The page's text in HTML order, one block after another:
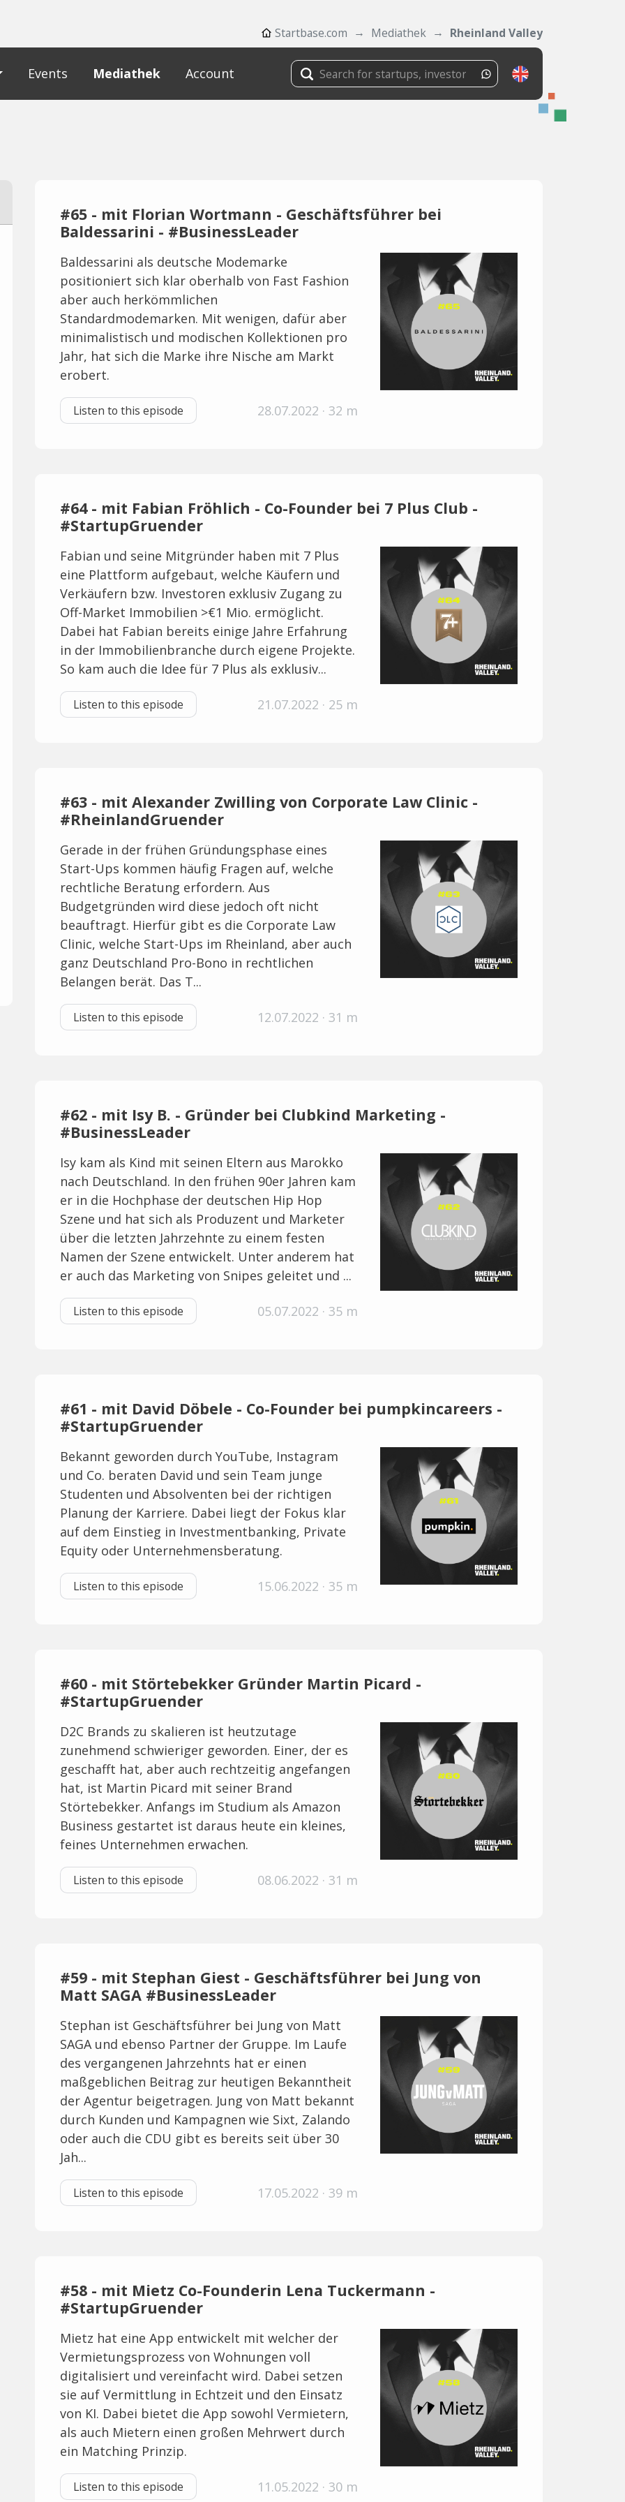
Startbase.com Mediathek Rheinland Valley
Events Mediathek Account
#65 - mit Florian Wortmann - Geschäftsführer bei
Baldessarini - #BusinessLeader
Baldessarini als deutsche Modemarke
positioniert sich klar oberhalb von Fast Fashion
aber auch herkömmlichen
Standardmodemarken. Mit wenigen, dafür aber
minimalistisch und modischen Kollektionen pro
Jahr, hat sich die Marke ihre Nische am Markt
erobert.
Listen to this episode 28.07.2022 · 32 m
#64 - mit Fabian Fröhlich - Co-Founder bei 7 Plus Club -
#StartupGruender
Fabian und seine Mitgründer haben mit 7 Plus
eine Plattform aufgebaut, welche Käufern und
Verkäufern bzw. Investoren exklusiv Zugang zu
Off-Market Immobilien >€1 Mio. ermöglicht.
Dabei hat Fabian bereits einige Jahre Erfahrung
in der Immobilienbranche durch eigene Projekte.
So kam auch die Idee für 7 Plus als exklusiv...
Listen to this episode 21.07.2022 · 25 m
#63 - mit Alexander Zwilling von Corporate Law Clinic -
#RheinlandGruender
Gerade in der frühen Gründungsphase eines
Start-Ups kommen häufig Fragen auf, welche
rechtliche Beratung erfordern. Aus
Budgetgründen wird diese jedoch oft nicht
beauftragt. Hierfür gibt es die Corporate Law
Clinic, welche Start-Ups im Rheinland, aber auch
ganz Deutschland Pro-Bono in rechtlichen
Belangen berät. Das T...
Listen to this episode 12.07.2022 · 31 m
#62 - mit Isy B. - Gründer bei Clubkind Marketing -
#BusinessLeader
Isy kam als Kind mit seinen Eltern aus Marokko
nach Deutschland. In den frühen 90er Jahren kam
er in die Hochphase der deutschen Hip Hop
Szene und hat sich als Produzent und Marketer
über die letzten Jahrzehnte zu einem festen
Namen der Szene entwickelt. Unter anderem hat
er auch das Marketing von Snipes geleitet und ...
Listen to this episode 05.07.2022 · 35 m
#61 - mit David Döbele - Co-Founder bei pumpkincareers -
#StartupGruender
Bekannt geworden durch YouTube, Instagram
und Co. beraten David und sein Team junge
Studenten und Absolventen bei der richtigen
Planung der Karriere. Dabei liegt der Fokus klar
auf dem Einstieg in Investmentbanking, Private
Equity oder Unternehmensberatung.
Listen to this episode 15.06.2022 · 35 m
#60 - mit Störtebekker Gründer Martin Picard -
#StartupGruender
D2C Brands zu skalieren ist heutzutage
zunehmend schwieriger geworden. Einer, der es
geschafft hat, aber auch rechtzeitig angefangen
hat, ist Martin Picard mit seiner Brand
Störtebekker. Anfangs im Studium als Amazon
Business gestartet ist daraus heute ein kleines,
feines Unternehmen erwachen.
Listen to this episode 08.06.2022 · 31 m
#59 - mit Stephan Giest - Geschäftsführer bei Jung von
Matt SAGA #BusinessLeader
Stephan ist Geschäftsführer bei Jung von Matt
SAGA und ebenso Partner der Gruppe. Im Laufe
des vergangenen Jahrzehnts hat er einen
maßgeblichen Beitrag zur heutigen Bekanntheit
der Agentur beigetragen. Jung von Matt bekannt
durch Kunden und Kampagnen wie Sixt, Zalando
oder auch die CDU gibt es bereits seit über 30
Jah...
Listen to this episode 17.05.2022 · 39 m
#58 - mit Mietz Co-Founderin Lena Tuckermann -
#StartupGruender
Mietz hat eine App entwickelt mit welcher der
Vermietungsprozess von Wohnungen voll
digitalisiert und vereinfacht wird. Dabei setzen
sie auf Vermittlung in Echtzeit und den Einsatz
von KI. Dabei bietet die App sowohl Vermietern,
als auch Mietern einen großen Mehrwert durch
ein Matching Prinzip.
Listen to this episode 11.05.2022 · 30 m